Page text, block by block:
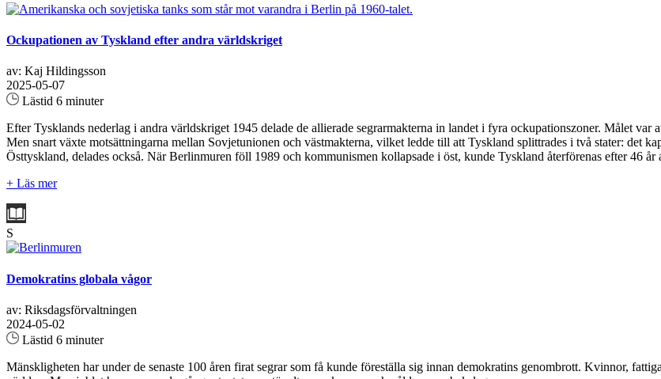
Ockupationen av Tyskland efter andra världskriget
av: Kaj Hildingsson
2025-05-07
Lästid 6 minuter
Efter Tysklands nederlag i andra världskriget 1945 delade de allierade segrarmakterna in landet i fyra ockupationszoner. Målet
Men snart växte motsättningarna mellan Sovjetunionen och västmakterna, vilket ledde till att Tyskland splittrades i två stater: det
Östtyskland, delades också. När Berlinmuren föll 1989 och kommunismen kollapsade i öst, kunde Tyskland återförenas efter 46 år
+ Läs mer
S
Demokratins globala vågor
av: Riksdagsförvaltningen
2024-05-02
Lästid 6 minuter
Mänskligheten har under de senaste 100 åren firat segrar som få kunde föreställa sig innan demokratins genombrott. Kvinnor,